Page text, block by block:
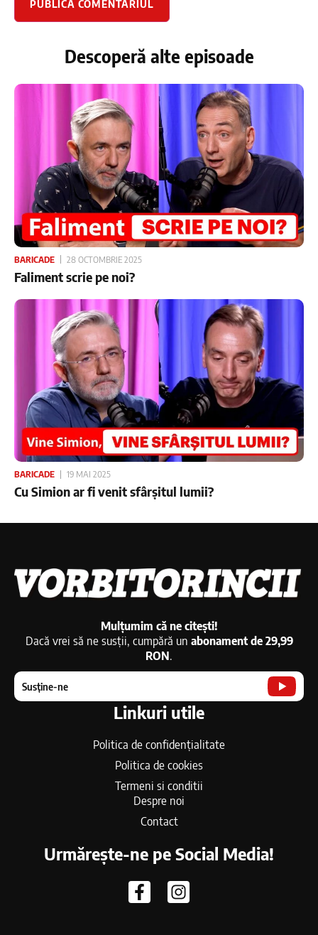
Descoperă alte episoade
BARICADE 28 OCTOMBRIE 2025
Faliment scrie pe noi?
BARICADE 19 MAI 2025
Cu Simion ar fi venit sfârșitul lumii?
Mulțumim că ne citești!
Dacă vrei să ne susții, cumpără un abonament de 29,99
RON.
Susține-ne
Linkuri utile
Politica de confidențialitate
Politica de cookies
Termeni si conditii
Despre noi
Contact
Urmărește-ne pe Social Media!